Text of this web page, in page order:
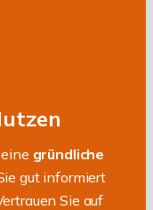
gründliche
gut informiert
Sie auf